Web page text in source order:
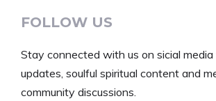
FOLLOW US
Stay connected with us on sicial media
updates, soulful spiritual content and
community discussions.